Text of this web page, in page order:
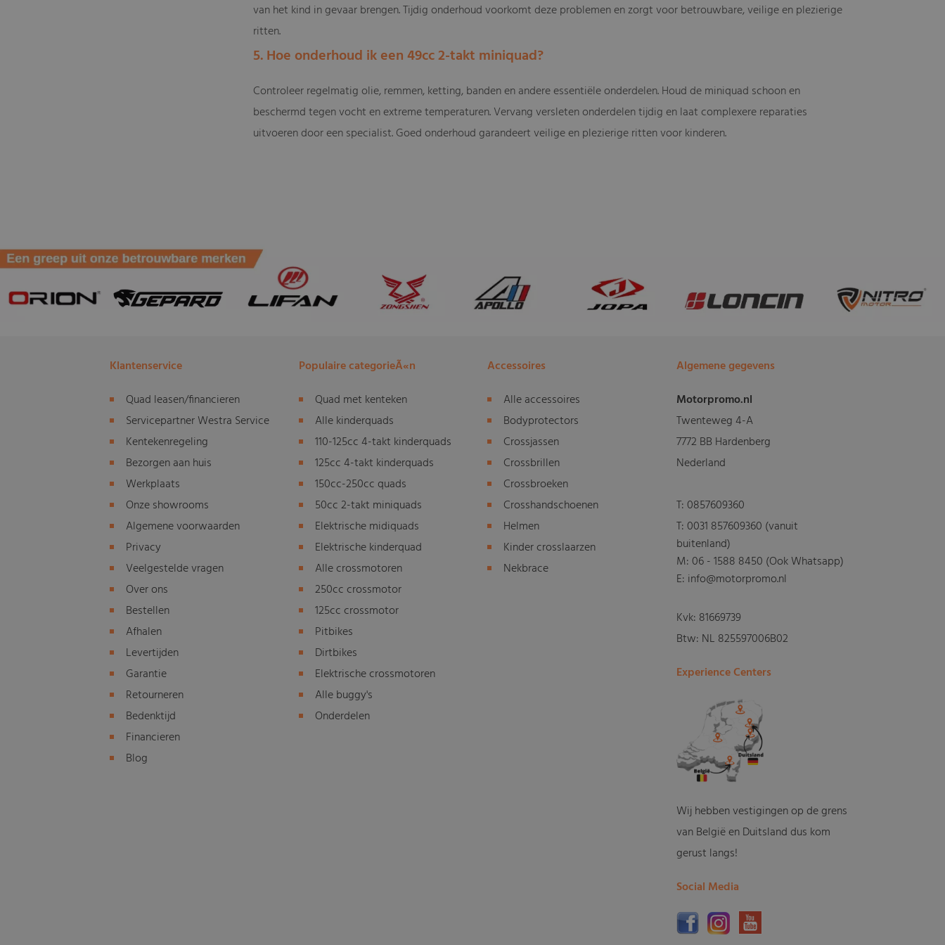
van het kind in gevaar brengen. Tijdig onderhoud voorkomt deze problemen en zorgt voor betrouwbare, veilige en plezierige
ritten.
5. Hoe onderhoud ik een 49cc 2-takt miniquad?
Controleer regelmatig olie, remmen, ketting, banden en andere essentiële onderdelen. Houd de miniquad schoon en
beschermd tegen vocht en extreme temperaturen. Vervang versleten onderdelen tijdig en laat complexere reparaties
uitvoeren door een specialist. Goed onderhoud garandeert veilige en plezierige ritten voor kinderen.
Klantenservice
Quad leasen/financieren
Servicepartner Westra Service
Kentekenregeling
Bezorgen aan huis
Werkplaats
Onze showrooms
Algemene voorwaarden
Privacy
Veelgestelde vragen
Over ons
Bestellen
Afhalen
Levertijden
Garantie
Retourneren
Bedenktijd
Financieren
Blog
Populaire categorieÃ«n
Quad met kenteken
Alle kinderquads
110-125cc 4-takt kinderquads
125cc 4-takt kinderquads
150cc-250cc quads
50cc 2-takt miniquads
Elektrische midiquads
Elektrische kinderquad
Alle crossmotoren
250cc crossmotor
125cc crossmotor
Pitbikes
Dirtbikes
Elektrische crossmotoren
Alle buggy's
Onderdelen
Accessoires
Alle accessoires
Bodyprotectors
Crossjassen
Crossbrillen
Crossbroeken
Crosshandschoenen
Helmen
Kinder crosslaarzen
Nekbrace
Algemene gegevens
Motorpromo.nl
Twenteweg 4-A
7772 BB Hardenberg
Nederland
T:0857609360
T:0031 857609360 (vanuit
buitenland)
M:06 - 1588 8450 (Ook Whatsapp)
E: info@motorpromo.nl
Kvk: 81669739
Btw: NL 825597006B02
Experience Centers
Wij hebben vestigingen op de grens
van België en Duitsland dus kom
gerust langs!
Social Media